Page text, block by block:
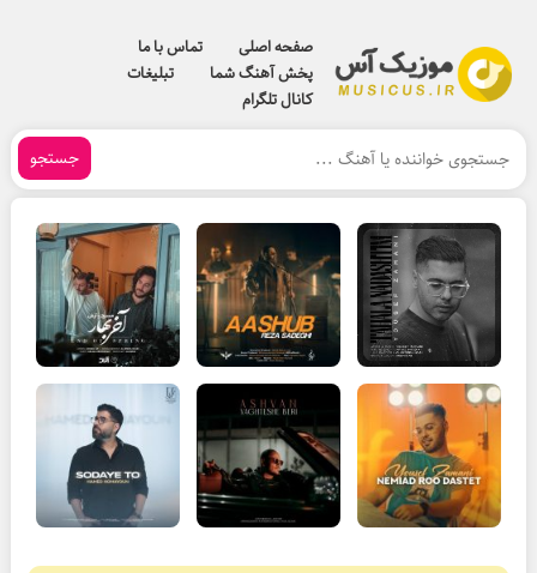
صفحه اصلی
تماس با ما
پخش آهنگ شما
تبلیغات
کانال تلگرام
جستجو